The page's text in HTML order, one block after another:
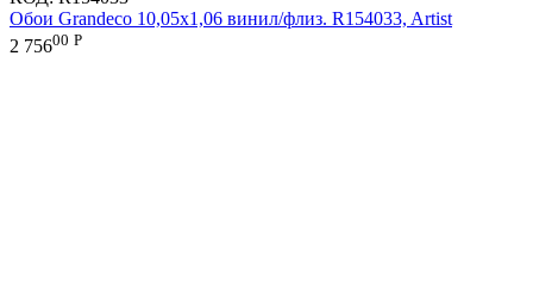
Обои Grandeco 10,05х1,06 винил/флиз. R154033, Artist
2 75600 Р